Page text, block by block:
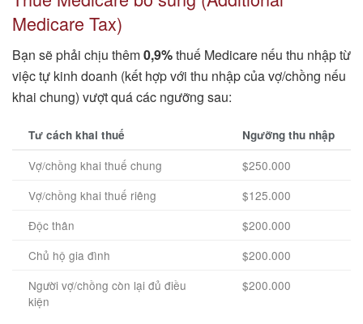
Medicare Tax)
Bạn sẽ phải chịu thêm0,9%thuế Medicare nếu thu nhập từ
việc tự kinh doanh (kết hợp với thu nhập của vợ/chồng nếu
khai chung) vượt quá các ngưỡng sau:
Tư cách khai thuế Ngưỡng thu nhập
Vợ/chồng khai thuế chung
$250.000
Vợ/chồng khai thuế riêng
$125.000
Độc thân
$200.000
Chủ hộ gia đình
$200.000
Người vợ/chồng còn lại đủ điều
kiện
$200.000